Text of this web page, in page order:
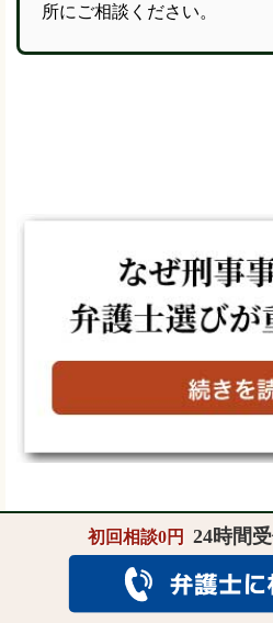
所にご相談ください。
逮捕・拘留についてよく
初回相談0円 24時間